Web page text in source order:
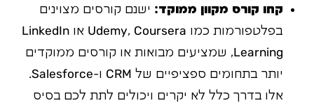
קחו קורס מקוון ממוקד: ישנם קורסים מצוינים
בפלטפורמות כמו Udemy, Coursera או LinkedIn
Learning, שמציעים מבואות או קורסים ממוקדים
יותר בתחומים ספציפיים של CRM ו-Salesforce.
אלו בדרך כלל לא יקרים ויכולים לתת לכם בסיס